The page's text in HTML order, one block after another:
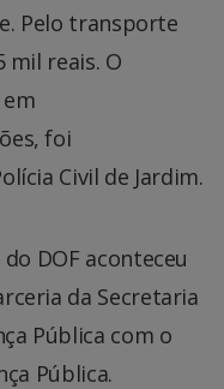
Pelo transporte
mil reais. O
foi
Civil de Jardim.
DOF aconteceu
da Secretaria
Pública com o
Pública.